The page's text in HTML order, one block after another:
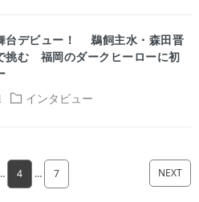
インタビュー
台デビュー！ 鵜飼主水・森田晋
挑む 福岡のダークヒーローに初
4 … 7 NEXT